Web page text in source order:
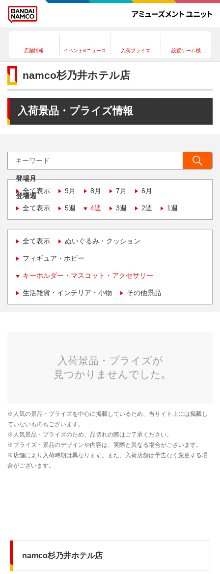
店舗情報 イベント&ニュース 入荷プライズ 設置ゲーム機
namco杉乃井ホテル店
入荷景品・プライズ情報
登場月
全て表示
9月 8月 7月 6月
登場週
全て表示
5週 4週 3週 2週 1週
全て表示 ぬいぐるみ・クッション
フィギュア・ホビー
キーホルダー・マスコット・アクセサリー
生活雑貨・インテリア・小物 その他景品
namco杉乃井ホテル店